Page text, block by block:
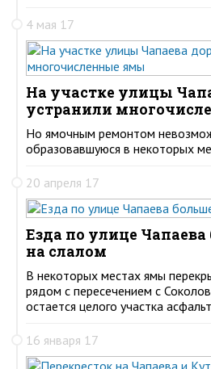
4 мая 17
На участке улицы
устранили
Но ямочным ремонтом
образовавшуюся в некоторых
20 апреля 17
Езда по улице
на слалом
В некоторых местах ямы
рядом с пересечением с
остается целого участка
16 января 17